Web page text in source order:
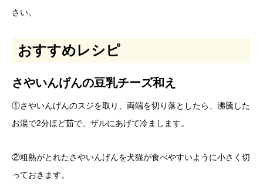
さい。
おすすめレシピ
さやいんげんの豆乳チーズ和え
①さやいんげんのスジを取り、両端を切り落としたら、沸騰した
お湯で2分ほど茹で、ザルにあげて冷まします。
②粗熱がとれたさやいんげんを犬猫が食べやすいように小さく切
っておきます。